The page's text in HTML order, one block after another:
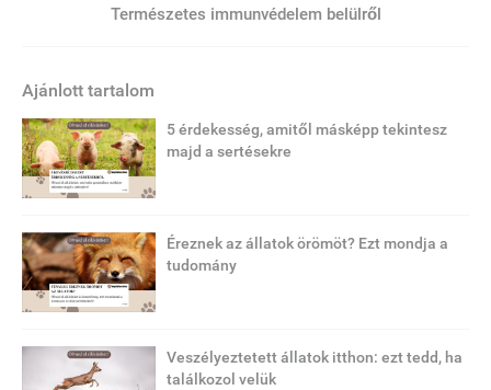
Természetes immunvédelem belülről
Ajánlott tartalom
5 érdekesség, amitől másképp tekintesz
majd a sertésekre
Éreznek az állatok örömöt? Ezt mondja a
tudomány
Veszélyeztetett állatok itthon: ezt tedd, ha
találkozol velük